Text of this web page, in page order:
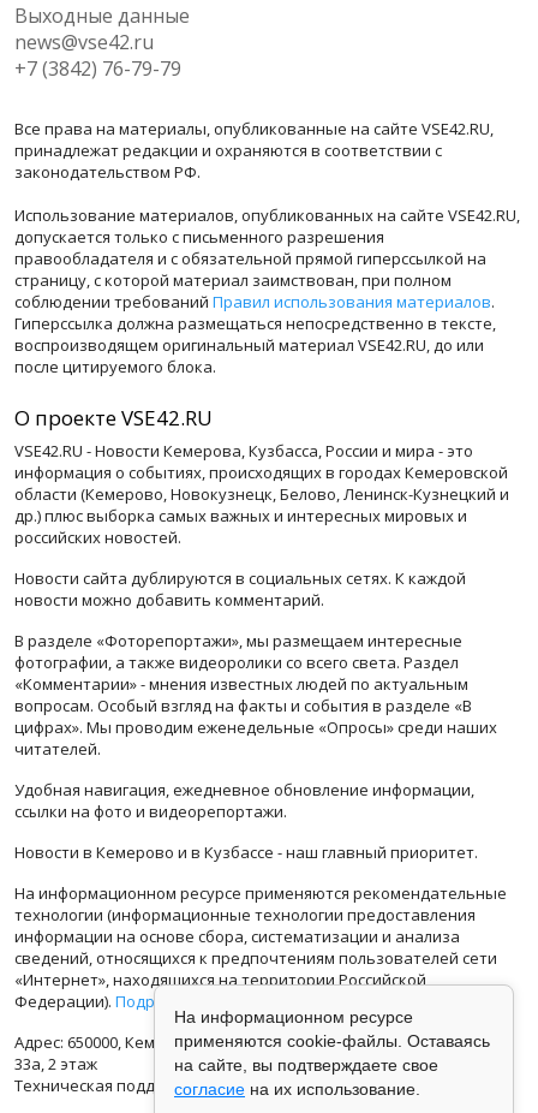
Выходные данные
news@vse42.ru
+7 (3842) 76-79-79
Все права на материалы, опубликованные на сайте VSE42.RU,
принадлежат редакции и охраняются в соответствии с
законодательством РФ.
Использование материалов, опубликованных на сайте VSE42.RU,
допускается только с письменного разрешения
правообладателя и с обязательной прямой гиперссылкой на
страницу, с которой материал заимствован, при полном
соблюдении требований Правил использования материалов.
Гиперссылка должна размещаться непосредственно в тексте,
воспроизводящем оригинальный материал VSE42.RU, до или
после цитируемого блока.
О проекте VSE42.RU
VSE42.RU - Новости Кемерова, Кузбасса, России и мира - это
информация о событиях, происходящих в городах Кемеровской
области (Кемерово, Новокузнецк, Белово, Ленинск-Кузнецкий и
др.) плюс выборка самых важных и интересных мировых и
российских новостей.
Новости сайта дублируются в социальных сетях. К каждой
новости можно добавить комментарий.
В разделе «Фоторепортажи», мы размещаем интересные
фотографии, а также видеоролики со всего света. Раздел
«Комментарии» - мнения известных людей по актуальным
вопросам. Особый взгляд на факты и события в разделе «В
цифрах». Мы проводим еженедельные «Опросы» среди наших
читателей.
Удобная навигация, ежедневное обновление информации,
ссылки на фото и видеорепортажи.
Новости в Кемерово и в Кузбассе - наш главный приоритет.
На информационном ресурсе применяются рекомендательные
технологии (информационные технологии предоставления
информации на основе сбора, систематизации и анализа
сведений, относящихся к предпочтениям пользователей сети
«Интернет», находящихся на территории Российской
Федерации). Подробная информация
Адрес: 650000, Кемеровская Область, г.Кемерово, ул.Кузбасская
33а, 2 этаж
Техническая поддержка: support@vse42.ru
На информационном ресурсе
применяются cookie-файлы. Оставаясь
на сайте, вы подтверждаете свое
согласие на их использование.